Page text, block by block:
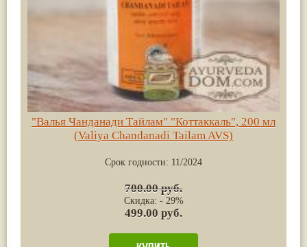
"Валья Чанданади Тайлам" "Коттаккаль", 200 мл
(Valiya Chandanadi Tailam AVS)
Срок годности: 11/2024
700.00 руб.
Скидка: - 29%
499.00 руб.